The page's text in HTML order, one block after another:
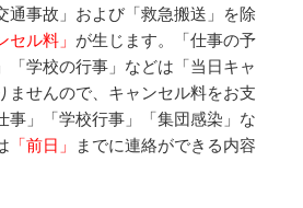
通事故」および「救急搬送」を除
セル料」 が生じます。「仕事の予
「学校の行事」などは「当日キャ
ませんので、キャンセル料をお支
事」「学校行事」「集団感染」な
「前日」
までに連絡ができる内容